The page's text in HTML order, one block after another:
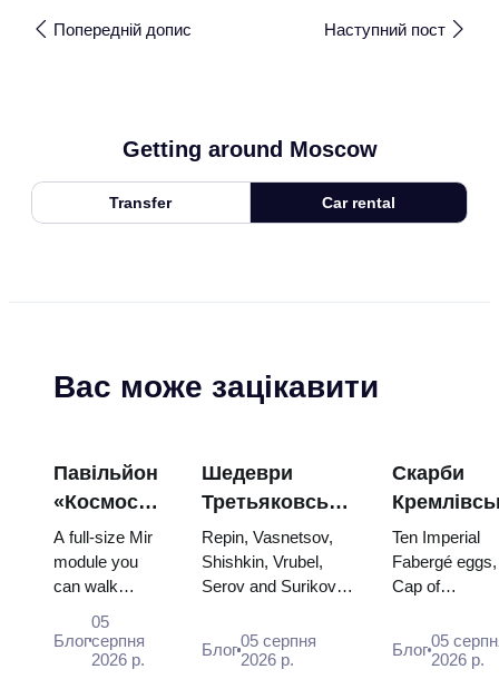
Попередній допис Наступний пост
Getting around Moscow
Transfer Car rental
Вас може зацікавити
Павільйон
«Космос»
на ВДНГ:
всередині
найбільшої
космічної
виставки
A full-size Mir
module you
can walk
Energia–Buran
model,
Блог
05
серпня
2026 р.
Шедеври
Третьяковської
галереї:
картини,
заради яких
планувати
подорож
Repin, Vasnetsov,
Shishkin, Vrubel,
Serov and Surikov
stop people, where
they hang, and why
Блог 05 серпня
2026 р.
Скарби
зброї:
Фаберже,
трони та
вбрання
Ten Imperial
Fabergé
Cap of
double throne
two boy tsars
Блог05
2026 р.